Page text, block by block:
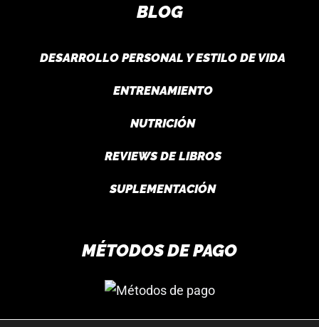
BLOG
DESARROLLO PERSONAL Y ESTILO DE VIDA
ENTRENAMIENTO
NUTRICIÓN
REVIEWS DE LIBROS
SUPLEMENTACIÓN
MÉTODOS DE PAGO